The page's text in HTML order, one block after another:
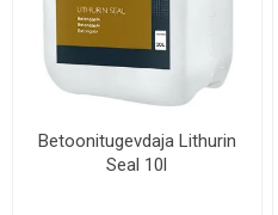
Betoonitugevdaja Lithurin
Seal 10l